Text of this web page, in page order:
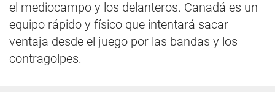
el mediocampo y los delanteros. Canadá es un
equipo rápido y físico que intentará sacar
ventaja desde el juego por las bandas y los
contragolpes.